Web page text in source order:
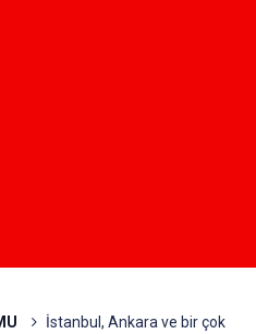
İstanbul, Ankara ve bir çok